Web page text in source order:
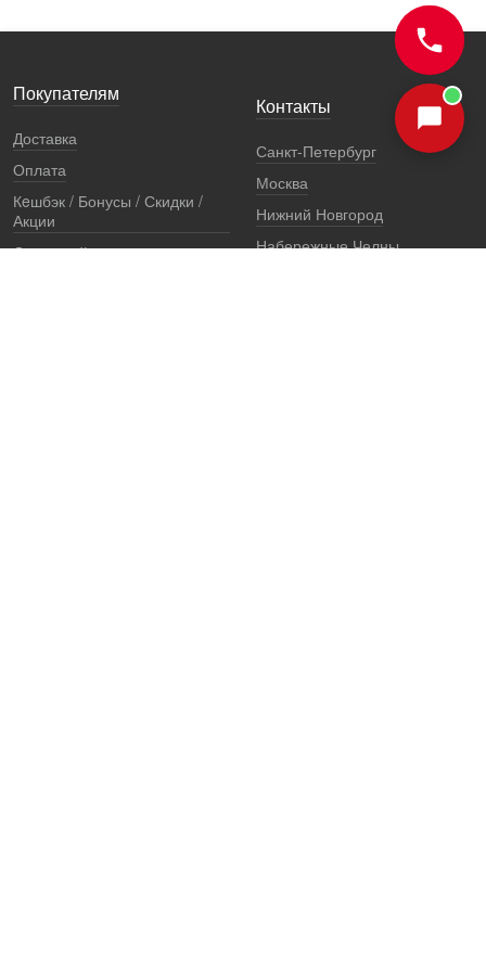
Покупателям
Доставка
Оплата
Кeшбэк / Бонусы / Скидки /
Акции
Остерегайтесь подделок
Контакты
Санкт-Петербург
Москва
Нижний Новгород
Набережные Челны